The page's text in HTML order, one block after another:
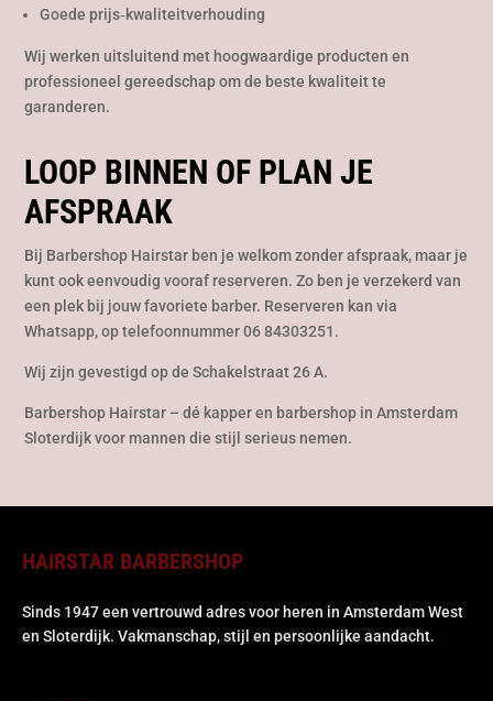
Goede prijs‑kwaliteitverhouding
Wij werken uitsluitend met hoogwaardige producten en
professioneel gereedschap om de beste kwaliteit te
garanderen.
LOOP BINNEN OF PLAN JE
AFSPRAAK
Bij Barbershop Hairstar ben je welkom zonder afspraak, maar je
kunt ook eenvoudig vooraf reserveren. Zo ben je verzekerd van
een plek bij jouw favoriete barber. Reserveren kan via
Whatsapp, op telefoonnummer ‪06 84303251‬.
Wij zijn gevestigd op de Schakelstraat 26 A.
Barbershop Hairstar – dé kapper en barbershop in Amsterdam
Sloterdijk voor mannen die stijl serieus nemen.
HAIRSTAR BARBERSHOP
Sinds 1947 een vertrouwd adres voor heren in Amsterdam West
en Sloterdijk. Vakmanschap, stijl en persoonlijke aandacht.